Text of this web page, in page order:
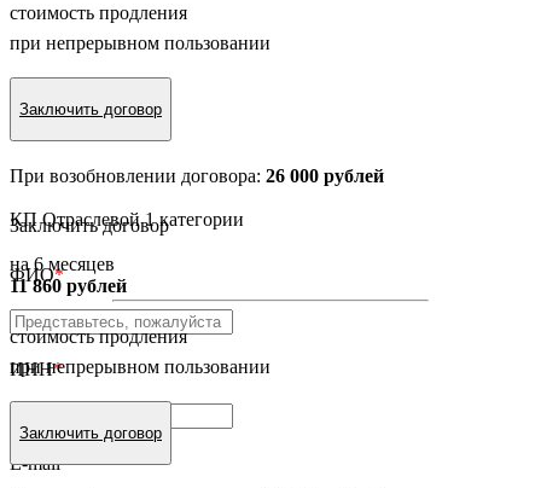
стоимость продления
при непрерывном пользовании
Заключить договор
При возобновлении договора: 26 000 рублей
Заключить договор
ФИО*
ИНН*
E-mail*
КП Отраслевой 1 категории
на 6 месяцев
11 860 рублей
стоимость продления
при непрерывном пользовании
Заключить договор